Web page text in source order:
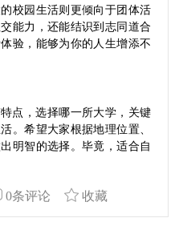
校园生活则更倾向于团体活
能力，还能结识到志同道合
验，能够为你的人生增添不
点，选择哪一所大学，关键
。希望大家根据地理位置、
明智的选择。毕竟，适合自
0条评论 收藏